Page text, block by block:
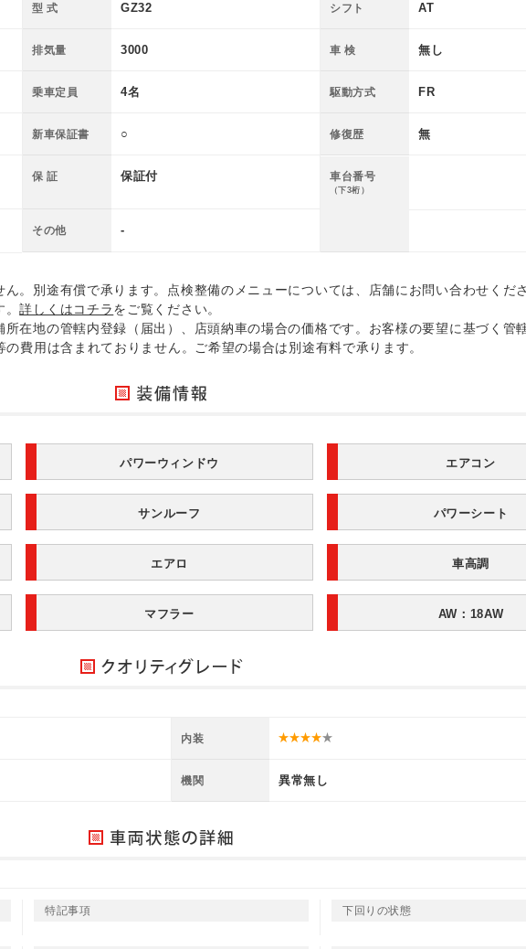
型 式 GZ32 シフト AT
排気量 3000 車 検 無し
乗車定員 4名 駆動方式 FR
新車保証書 ○ 修復歴 無
保 証 保証付 車台番号
（下3桁）
その他 -
。別途有償で承ります。点検整備のメニューについては、店舗にお問い合わせくださ
。詳しくはコチラをご覧ください。
在地の管轄内登録（届出）、店頭納車の場合の価格です。お客様の要望に基づく管
費用は含まれておりません。ご希望の場合は別途有料で承ります。
パワーウィンドウ エアコン
サンルーフ パワーシート
エアロ 車高調
マフラー AW：18AW
内装
機関 異常無し
特記事項 下回りの状態